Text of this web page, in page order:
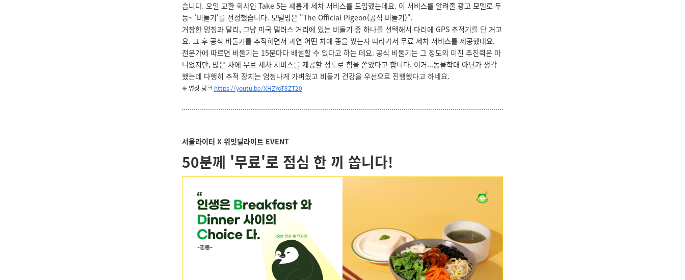
습니다. 오일 교환 회사인 Take 5는 새롭게 세차 서비스를 도입했는데요. 이 서비스를 알려줄 광고 모델로 두
둥~ '비둘기'를 선정했습니다. 모델명은 "The Official Pigeon(공식 비둘기)".
거창한 명칭과 달리, 그냥 미국 댈러스 거리에 있는 비둘기 중 하나를 선택해서 다리에 GPS 추적기를 단 거고
요. 그 후 공식 비둘기를 추적하면서 과연 어떤 차에 똥을 쌌는지 따라가서 무료 세차 서비스를 제공했대요.
전문가에 따르면 비둘기는 15분마다 배설할 수 있다고 하는 데요. 공식 비둘기는 그 정도의 미친 추진력은 아
니었지만, 많은 차에 무료 세차 서비스를 제공할 정도로 힘을 쏟았다고 합니다. 이거...동물학대 아닌가 생각
했는데 다행히 추적 장치는 엄청나게 가벼웠고 비둘기 건강을 우선으로 진행했다고 하네요.
✳️ 영상 링크 https://youtu.be/XHZYoT8ZT20
서울라이터 X 위잇딜라이트 EVENT
50분께 '무료'로 점심 한 끼 쏩니다!